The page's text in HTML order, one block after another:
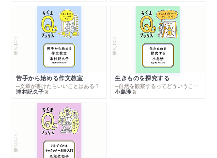
シリーズ・全集
苦手から始める作文教室
─文章が書けたらいいことはある？
津村記久子著
シリーズ・全集
生きものを探究する
─自然を観察するってどういうこと？
小島渉著
シリーズ・全集